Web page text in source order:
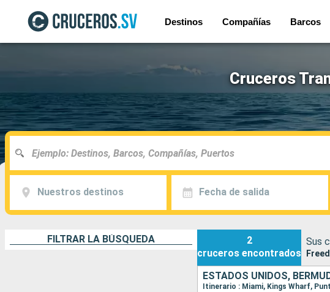
Destinos Compañías Barcos
Cruceros
Nuestros destinos Fecha de salida
FILTRAR LA BÚSQUEDA
2
cruceros encontrados
Sus
ESTADOS UNIDOS,
Itinerario : Miami, Kings Wharf,